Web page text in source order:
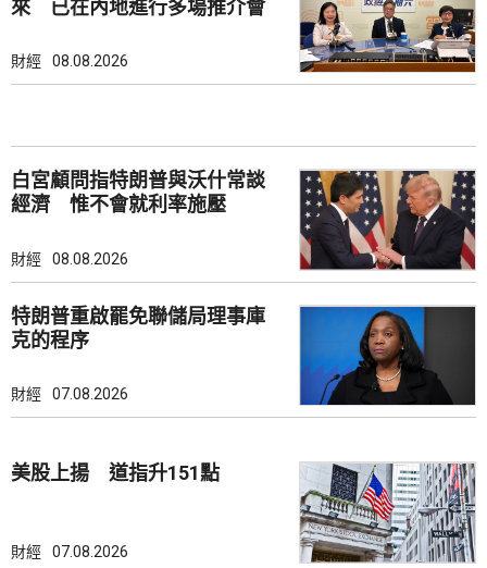
來 已在內地進行多場推介會
財經 08.08.2026
白宮顧問指特朗普與沃什常談
經濟 惟不會就利率施壓
財經 08.08.2026
特朗普重啟罷免聯儲局理事庫
克的程序
財經 07.08.2026
美股上揚 道指升151點
財經 07.08.2026